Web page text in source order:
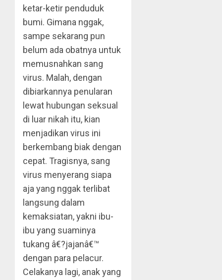
ketar-ketir penduduk
bumi. Gimana nggak,
sampe sekarang pun
belum ada obatnya untuk
memusnahkan sang
virus. Malah, dengan
dibiarkannya penularan
lewat hubungan seksual
di luar nikah itu, kian
menjadikan virus ini
berkembang biak dengan
cepat. Tragisnya, sang
virus menyerang siapa
aja yang nggak terlibat
langsung dalam
kemaksiatan, yakni ibu-
ibu yang suaminya
tukang â€?jajanâ€™
dengan para pelacur.
Celakanya lagi, anak yang